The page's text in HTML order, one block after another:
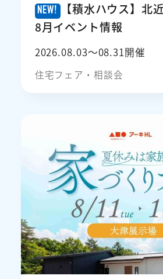
【積水ハウス】北
8月イベント情報
2026.08.03〜08.31開催
住宅フェア・相談会